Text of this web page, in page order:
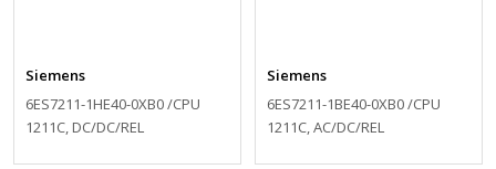
Siemens
6ES7211-1HE40-0XB0 /CPU
1211C, DC/DC/REL
Siemens
6ES7211-1BE40-0XB0 /CPU
1211C, AC/DC/REL